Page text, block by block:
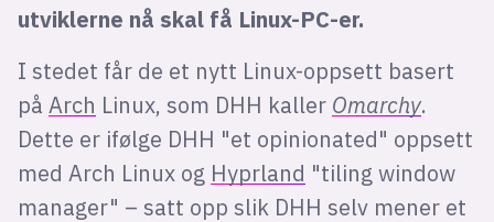
utviklerne nå skal få Linux-PC-er.
I stedet får de et nytt Linux-oppsett basert
på Arch Linux, som DHH kaller Omarchy.
Dette er ifølge DHH "et opinionated" oppsett
med Arch Linux og Hyprland "tiling window
manager" – satt opp slik DHH selv mener et